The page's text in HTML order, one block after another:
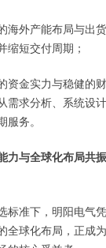
海外产能布局与出
缩短交付周期；
资金实力与稳健的
需求分析、系统设
务。
力与全球化布局共
标准下，明阳电气
全球化布局，正成